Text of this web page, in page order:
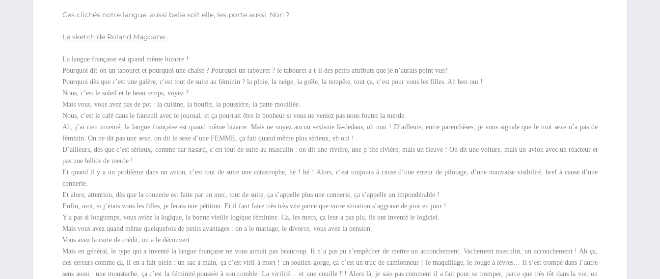
Ces clichés notre langue, aussi belle soit elle, les porte aussi. Non ?
Le sketch de Roland Magdane :
La langue française est quand même bizarre !
Pourquoi dit-on un tabouret et pourquoi une chaise ? Pourquoi un tabouret ? le tabouret a-t-il des petits attributs que je n’aurais point vus?
Pourquoi dès que c’est une galère, c’est tout de suite au féminin ? la pluie, la neige, la grêle, la tempête, tout ça, c’est pour vous les filles. Ah ben oui !
Nous, c’est le soleil et le beau temps, voyez ?
Mais vous, vous avez pas de pot : la cuisine, la bouffe, la poussière, la patte mouillée.
Nous, c’est le café dans le fauteuil avec le journal, et ça pourrait être le bonheur si vous ne veniez pas nous foutre la merde.
Ah, j’ai rien inventé, la langue française est quand même bizarre. Mais ne voyez aucun sexisme là-dedans, oh non ! D’ailleurs, entre parenthèses, je vous signale que le mot sexe n’a pas de
féminin. On ne dit pas une sexe, on dit le sexe d’une FEMME, ça fait quand même plus sérieux, eh oui !
D’ailleurs, dès que c’est sérieux, comme par hasard, c’est tout de suite au masculin : on dit une rivière, une p’tite rivière, mais un fleuve ! On dit une voiture, mais un avion avec un réacteur et
pas une hélice de merde !
Et quand il y a un problème dans un avion, c’est tout de suite une catastrophe, hé ! hé ! Alors, c’est toujours à cause d’une erreur de pilotage, d’une mauvaise visibilité, bref à cause d’une
connerie.
Et alors, attention, dès que la connerie est faite par un mec, tout de suite, ça s’appelle plus une connerie, ça s’appelle un impondérable !
Enfin, moi, si j’étais vous les filles, je ferais une pétition. Et il faut faire très très vite parce que votre situation s’aggrave de jour en jour !
Y a pas si longtemps, vous aviez la logique, la bonne vieille logique féminine. Ca, les mecs, ça leur a pas plu, ils ont inventé le logiciel.
Mais vous avez quand même quelquefois de petits avantages : on a le mariage, le divorce, vous avez la pension.
Vous avez la carte de crédit, on a le découvert.
Mais en général, le type qui a inventé la langue française ne vous aimait pas beaucoup. Il n’a pas pu s’empêcher de mettre un accouchement. Vachement masculin, un accouchement ! Ah ça,
des erreurs comme ça, il en a fait plein : un sac à main, ça c’est viril à mort ! un soutien-gorge, ça c’est un truc de camionneur ! le maquillage, le rouge à lèvres… Il s’est trompé dans l’autre
sens aussi : une moustache, ça c’est la féminité poussée à son comble. La virilité… et une couille !!! Alors là, je sais pas comment il a fait pour se tromper, parce que très tôt dans la vie, on